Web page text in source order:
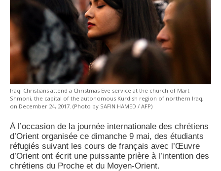
Iraqi Christians attend a Christmas Eve service at the church of Mart
Shmoni, the capital of the autonomous Kurdish region of northern Iraq,
on December 24, 2017. (Photo by SAFIN HAMED / AFP)
À l’occasion de la journée internationale des chrétiens
d’Orient organisée ce dimanche 9 mai, des étudiants
réfugiés suivant les cours de français avec l’Œuvre
d’Orient ont écrit une puissante prière à l’intention des
chrétiens du Proche et du Moyen-Orient.